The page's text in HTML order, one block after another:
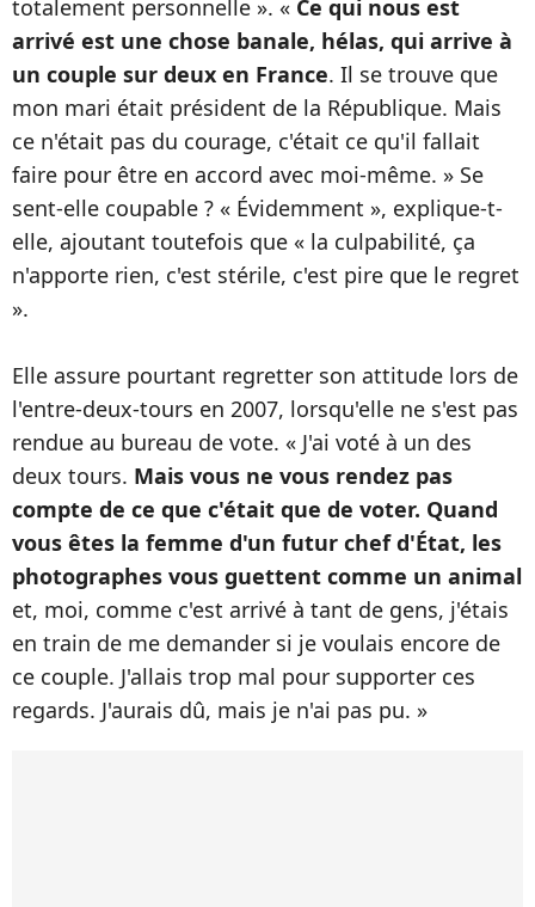
totalement personnelle ». « Ce qui nous est
arrivé est une chose banale, hélas, qui arrive à
un couple sur deux en France. Il se trouve que
mon mari était président de la République. Mais
ce n'était pas du courage, c'était ce qu'il fallait
faire pour être en accord avec moi-même. » Se
sent-elle coupable ? « Évidemment », explique-t-
elle, ajoutant toutefois que « la culpabilité, ça
n'apporte rien, c'est stérile, c'est pire que le regret
».
Elle assure pourtant regretter son attitude lors de
l'entre-deux-tours en 2007, lorsqu'elle ne s'est pas
rendue au bureau de vote. « J'ai voté à un des
deux tours. Mais vous ne vous rendez pas
compte de ce que c'était que de voter. Quand
vous êtes la femme d'un futur chef d'État, les
photographes vous guettent comme un animal
et, moi, comme c'est arrivé à tant de gens, j'étais
en train de me demander si je voulais encore de
ce couple. J'allais trop mal pour supporter ces
regards. J'aurais dû, mais je n'ai pas pu. »